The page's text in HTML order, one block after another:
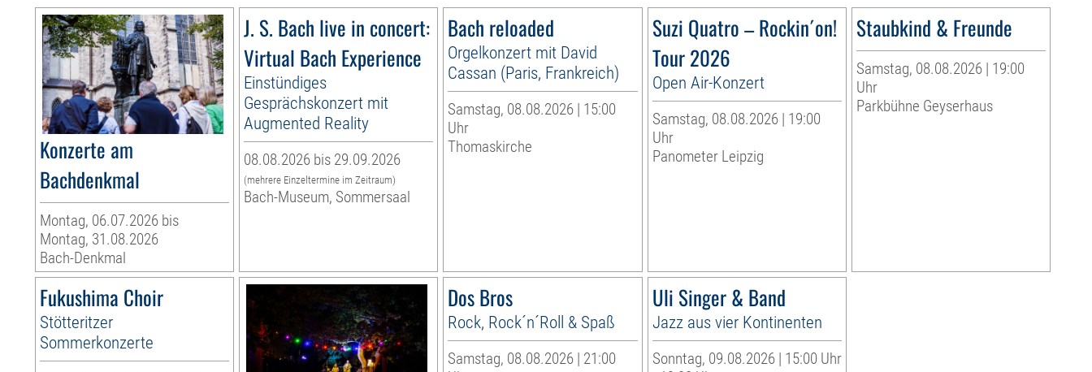
Konzerte am
Bachdenkmal
Montag, 06.07.2026 bis
Montag, 31.08.2026
Bach-Denkmal
J. S. Bach live in concert:
Virtual Bach Experience
Einstündiges
Gesprächskonzert mit
Augmented Reality
08.08.2026 bis 29.09.2026
(mehrere Einzeltermine im Zeitraum)
Bach-Museum, Sommersaal
Bach reloaded
Orgelkonzert mit David
Cassan (Paris, Frankreich)
Samstag, 08.08.2026 | 15:00
Uhr
Thomaskirche
Suzi Quatro – Rockin´on!
Tour 2026
Open Air-Konzert
Samstag, 08.08.2026 | 19:00
Uhr
Panometer Leipzig
Staubkind & Freunde
Samstag, 08.08.2026 | 19:00
Uhr
Parkbühne Geyserhaus
Fukushima Choir
Stötteritzer
Sommerkonzerte
Dos Bros
Rock, Rock´n´Roll & Spaß
Samstag, 08.08.2026 | 21:00
Uli Singer & Band
Jazz aus vier Kontinenten
Sonntag, 09.08.2026 | 15:00 Uhr